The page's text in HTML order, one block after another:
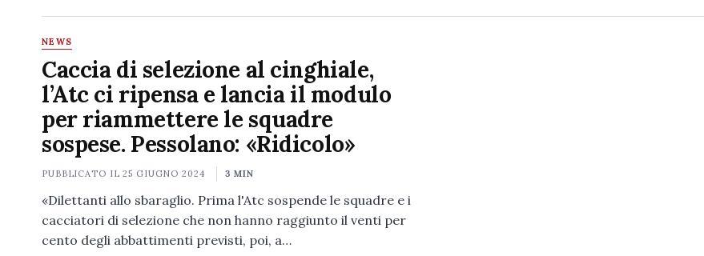
NEWS
Caccia di selezione al cinghiale,
l’Atc ci ripensa e lancia il modulo
per riammettere le squadre
sospese. Pessolano: «Ridicolo»
PUBBLICATO IL25 GIUGNO 2024 3 MIN
«Dilettanti allo sbaraglio. Prima l'Atc sospende le squadre e i
cacciatori di selezione che non hanno raggiunto il venti per
cento degli abbattimenti previsti, poi, a…